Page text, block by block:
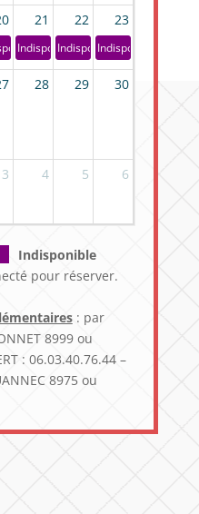
21
Indisponible
22
Indisponible
23
Indisponible
28 29 30
3 4 5 6
Indisponible
pour réserver.
: par
8999 ou
: 06.03.40.76.44 –
8975 ou